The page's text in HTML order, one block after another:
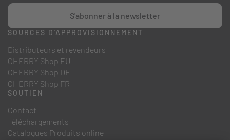
S'abonner à la newsletter
SOURCES D'APPROVISIONNEMENT
Distributeurs et revendeurs
CHERRY Shop EU
CHERRY Shop DE
CHERRY Shop FR
SOUTIEN
Contact
Téléchargements
Catalogues Produits online